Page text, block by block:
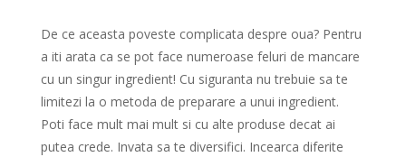
De ce aceasta poveste complicata despre oua? Pentru
a iti arata ca se pot face numeroase feluri de mancare
cu un singur ingredient! Cu siguranta nu trebuie sa te
limitezi la o metoda de preparare a unui ingredient.
Poti face mult mai mult si cu alte produse decat ai
putea crede. Invata sa te diversifici. Incearca diferite